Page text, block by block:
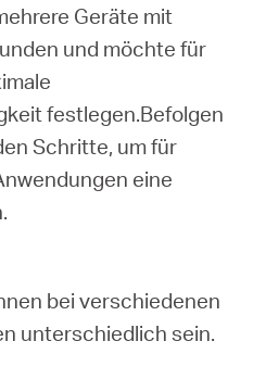
Geräte mit
und möchte für
festlegen.Befolgen
Schritte, um für
eine
bei verschiedenen
unterschiedlich sein.